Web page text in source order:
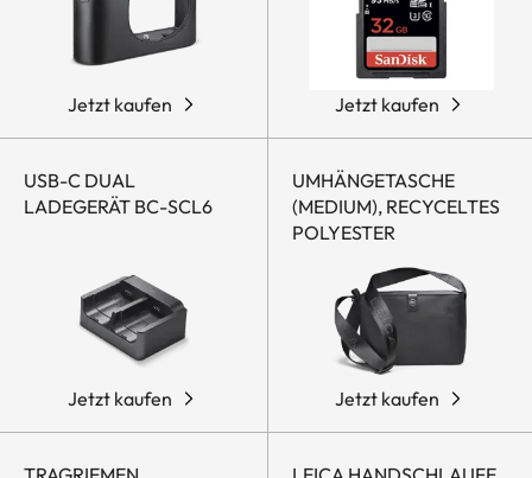
Jetzt kaufen Jetzt kaufen
USB-C DUAL
LADEGERÄT BC-SCL6
Jetzt kaufen
UMHÄNGETASCHE
(MEDIUM), RECYCELTES
POLYESTER
Jetzt kaufen